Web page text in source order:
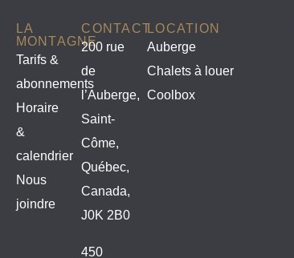
LA
MONTAGNE
Tarifs &
abonnements
Horaire
&
calendrier
Nous
joindre
CONTACT
200 rue
de
l’Auberge,
Saint-
Côme,
Québec,
Canada,
J0K 2B0
450
LOCATION
Auberge
Chalets à louer
Coolbox